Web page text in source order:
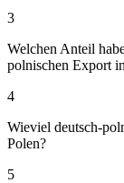
3
Welchen Anteil
polnischen Export
4
Wieviel deutsch-
Polen?
5